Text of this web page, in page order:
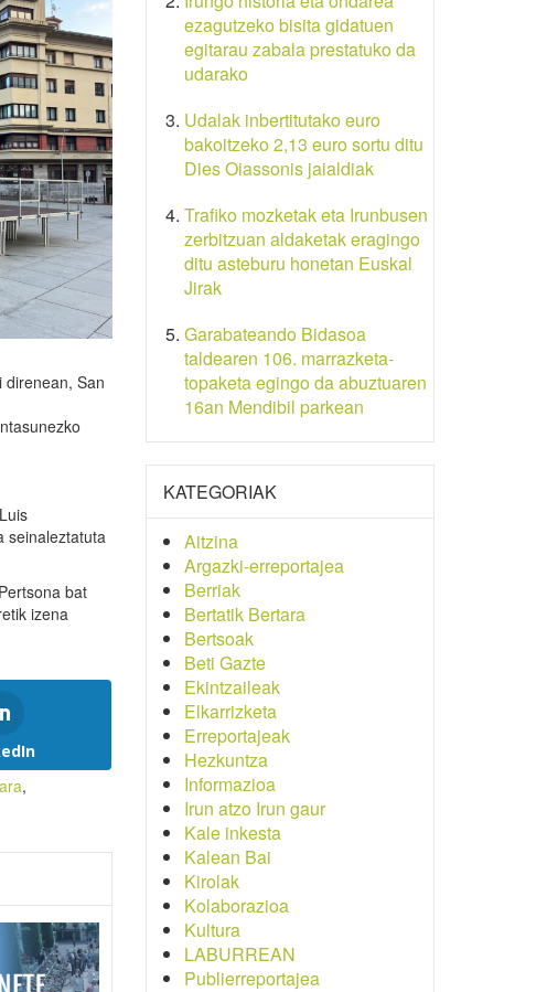
San
seinaleztatuta
bat
izena
,
ezagutzeko bisita gidatuen
egitarau zabala prestatuko da
udarako
Udalak inbertitutako euro
bakoitzeko 2,13 euro sortu ditu
Dies Oiassonis jaialdiak
Trafiko mozketak eta Irunbusen
zerbitzuan aldaketak eragingo
ditu asteburu honetan Euskal
Jirak
Garabateando Bidasoa
taldearen 106. marrazketa-
topaketa egingo da abuztuaren
16an Mendibil parkean
KATEGORIAK
Aitzina
Argazki-erreportajea
Berriak
Bertatik Bertara
Bertsoak
Beti Gazte
Ekintzaileak
Elkarrizketa
Erreportajeak
Hezkuntza
Informazioa
Irun atzo Irun gaur
Kale inkesta
Kalean Bai
Kirolak
Kolaborazioa
Kultura
LABURREAN
Publierreportajea